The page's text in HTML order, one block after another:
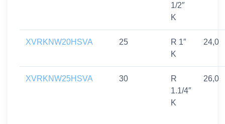
1/2″
K
XVRKNW20HSVA 25
R 1″
K
24,0
XVRKNW25HSVA 30
R
1.1/4″
K
26,0